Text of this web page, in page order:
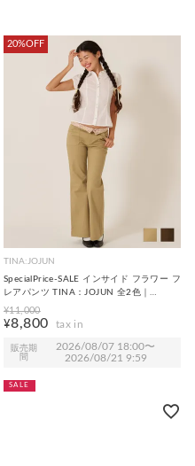
20%OFF
TINA:JOJUN
SpecialPrice-SALE インサイド フラワー フ
レアパンツ TINA：JOJUN 全2色｜
tnj721-1247【2】
¥11,000
¥8,800
販売期
間
2026/08/07 18:00〜
2026/08/21 9:59
SALE